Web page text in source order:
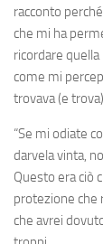
racconto
che mi ha
ricordare
come mi
trovava (e
“Se mi odiate
darvela vinta,
Questo era ciò
protezione che
che avrei